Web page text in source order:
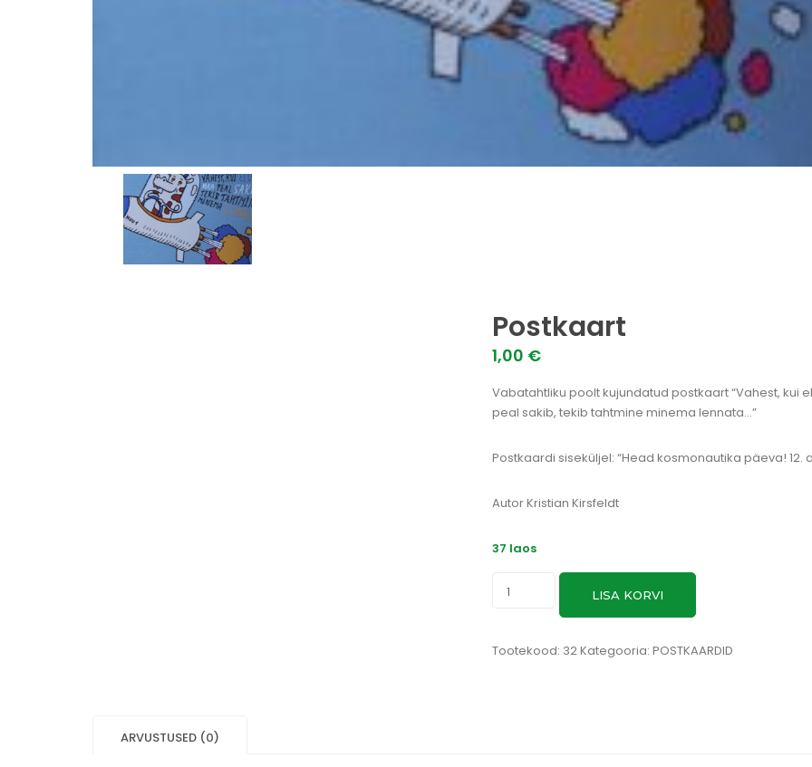
Postkaart
1,00 €
Vabatahtliku poolt kujundatud postkaart “Vahest, kui
peal sakib, tekib tahtmine minema lennata…”
Postkaardi siseküljel: “Head kosmonautika päeva! 12.
Autor Kristian Kirsfeldt
37 laos
kogus
LISA KORVI
Tootekood: 32Kategooria: POSTKAARDID
ARVUSTUSED (0)